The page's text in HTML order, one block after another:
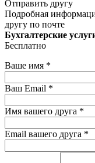
Отправить другу
Подробная
другу по почте
Бухгалтерские
Бесплатно
Ваше имя *
Ваш Email *
Имя вашего друга *
Email вашего друга *